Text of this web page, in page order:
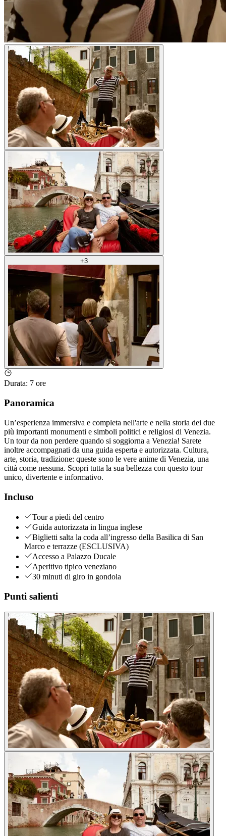
+3
Durata: 7 ore
Panoramica
Un’esperienza immersiva e completa nell'arte e nella storia dei due
più importanti monumenti e simboli politici e religiosi di Venezia.
Un tour da non perdere quando si soggiorna a Venezia! Sarete
inoltre accompagnati da una guida esperta e autorizzata. Cultura,
arte, storia, tradizione: queste sono le vere anime di Venezia, una
città come nessuna. Scopri tutta la sua bellezza con questo tour
unico, divertente e informativo.
Incluso
Tour a piedi del centro
Guida autorizzata in lingua inglese
Biglietti salta la coda all’ingresso della Basilica di San
Marco e terrazze (ESCLUSIVA)
Accesso a Palazzo Ducale
Aperitivo tipico veneziano
30 minuti di giro in gondola
Punti salienti